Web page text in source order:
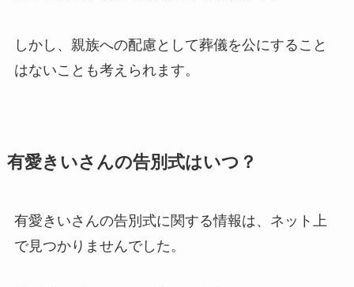
しかし、親族への配慮として葬儀を公にすること
はないことも考えられます。
有愛きいさんの告別式はいつ？
有愛きいさんの告別式に関する情報は、ネット上
で見つかりませんでした。